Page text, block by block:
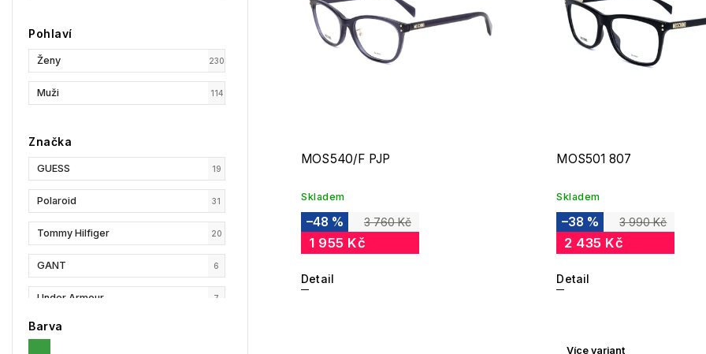
Pohlaví
Ženy 230
Muži 114
Značka
GUESS 19
Polaroid 31
Tommy Hilfiger 20
GANT 6
Under Armour 7
Privé Revaux
Barva
MOS540/F PJP
Skladem
3 760 Kč
–48 %
1 955 Kč
Detail
MOS501 807
Skladem
3 990 Kč
–38 %
2 435 Kč
Detail
Více variant